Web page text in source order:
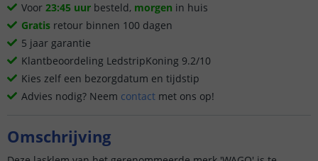
Voor 23:45 uur besteld, morgen in huis
Gratis retour binnen 100 dagen
5 jaar garantie
Klantbeoordeling LedstripKoning 9.2/10
Kies zelf een bezorgdatum en tijdstip
Advies nodig? Neem contact met ons op!
Omschrijving